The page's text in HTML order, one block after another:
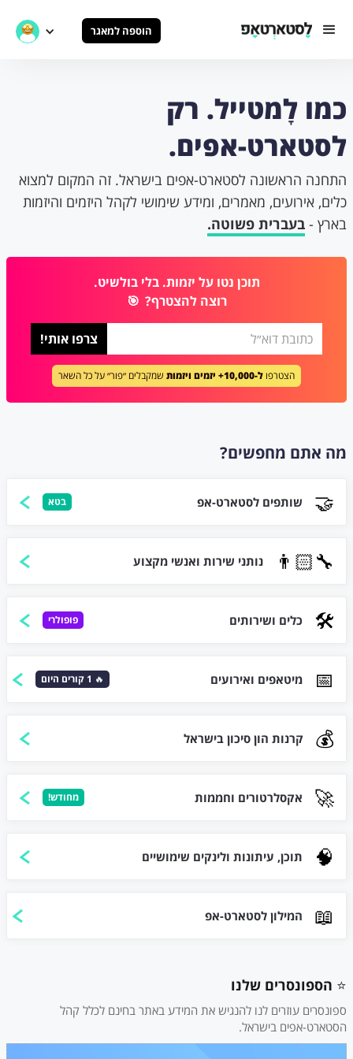
הוספה למאגר
כמו לָמטייל. רק
לסטארט-אפים.
התחנה הראשונה לסטארט-אפים בישראל. זה המקום למצוא
כלים, אירועים, מאמרים, ומידע שימושי לקהל היזמים והיזמות
בארץ - בעברית פשוטה.
תוכן נטו על יזמות. בלי בולשיט.
רוצה להצטרף? 🎯
הצטרפו ל-10,000+ יזמים ויזמות שמקבלים ״פור״ על כל השאר
מה אתם מחפשים?
קרנות הון סיכון בישראל 💰
אקסלרטורים וחממות מחודש! 🚀
תוכן, עיתונות ולינקים שימושיים 🧠
המילון לסטארט-אפ 📖
שותפים לסטארט-אפ 🤝 בטא
נותני שירות ואנשי מקצוע 👨🏻‍🔧
כלים ושירותים 🛠️ פופולרי
מיטאפים ואירועים 📅
🔥
1 קורים היום
⭐️ הספונסרים שלנו
ספונסרים עוזרים לנו להנגיש את המידע באתר בחינם לכלל קהל
הסטארט-אפים בישראל.